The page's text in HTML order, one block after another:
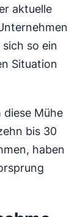
aktuelle
so ein
Situation
diese Mühe
bis 30
haben